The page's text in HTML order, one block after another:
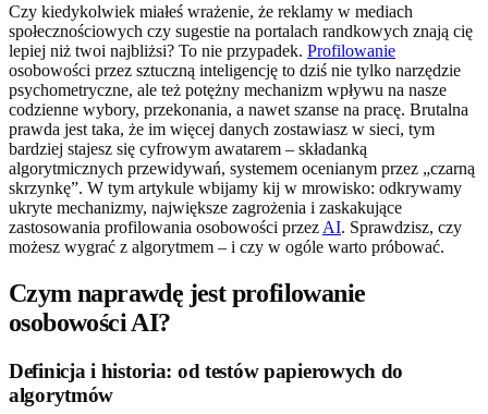
Czy kiedykolwiek miałeś wrażenie, że reklamy w mediach
społecznościowych czy sugestie na portalach randkowych znają cię
lepiej niż twoi najbliżsi? To nie przypadek. Profilowanie
osobowości przez sztuczną inteligencję to dziś nie tylko narzędzie
psychometryczne, ale też potężny mechanizm wpływu na nasze
codzienne wybory, przekonania, a nawet szanse na pracę. Brutalna
prawda jest taka, że im więcej danych zostawiasz w sieci, tym
bardziej stajesz się cyfrowym awatarem – składanką
algorytmicznych przewidywań, systemem ocenianym przez „czarną
skrzynkę”. W tym artykule wbijamy kij w mrowisko: odkrywamy
ukryte mechanizmy, największe zagrożenia i zaskakujące
zastosowania profilowania osobowości przez AI. Sprawdzisz, czy
możesz wygrać z algorytmem – i czy w ogóle warto próbować.
Czym naprawdę jest profilowanie
osobowości AI?
Definicja i historia: od testów papierowych do
algorytmów